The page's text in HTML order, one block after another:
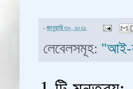
-জানুয়ারি ৩০, ২০২১
লেবেলসমূহ: "আই-